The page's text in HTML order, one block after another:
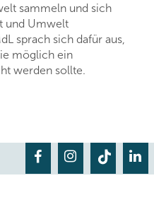
sammeln und sich
und Umwelt
sprach sich dafür aus,
möglich ein
werden sollte.